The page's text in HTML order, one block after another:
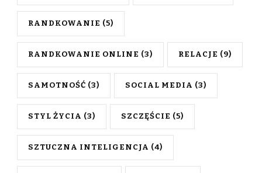
RANDKOWANIE (5)
RANDKOWANIE ONLINE (3) RELACJE (9)
SAMOTNOŚĆ (3) SOCIAL MEDIA (3)
STYL ŻYCIA (3) SZCZĘŚCIE (5)
SZTUCZNA INTELIGENCJA (4)